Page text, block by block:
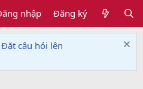
nhập Đăng ký
câu hỏi lên